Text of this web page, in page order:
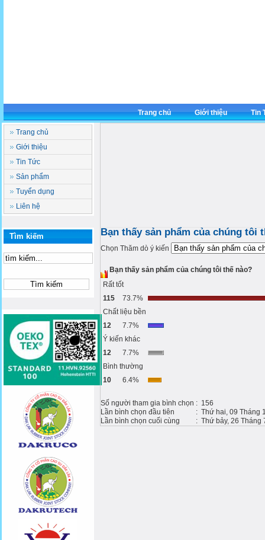
Trang chủ Giới thiệu Tin
Trang chủ
Giới thiệu
Tin Tức
Sản phẩm
Tuyển dụng
Liên hệ
Tìm kiếm Bạn thấy sản phẩm của chúng tôi
Chọn Thăm dò ý kiến
Bạn thấy sản phẩm của chúng tôi thế nào?
Rất tốt
115
73.7%
Chất liệu bền
12
7.7%
Ý kiến khác
12
7.7%
Bình thường
10
6.4%
Số người tham gia bình chọn : 156
Lần bình chọn đầu tiên
: Thứ hai, 09 Tháng
Lần bình chọn cuối cùng
: Thứ bảy, 26 Tháng